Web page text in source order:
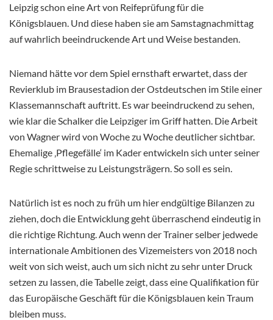
Leipzig schon eine Art von Reifeprüfung für die
Königsblauen. Und diese haben sie am Samstagnachmittag
auf wahrlich beeindruckende Art und Weise bestanden.
Niemand hätte vor dem Spiel ernsthaft erwartet, dass der
Revierklub im Brausestadion der Ostdeutschen im Stile einer
Klassemannschaft auftritt. Es war beeindruckend zu sehen,
wie klar die Schalker die Leipziger im Griff hatten. Die Arbeit
von Wagner wird von Woche zu Woche deutlicher sichtbar.
Ehemalige ‚Pflegefälle‘ im Kader entwickeln sich unter seiner
Regie schrittweise zu Leistungsträgern. So soll es sein.
Natürlich ist es noch zu früh um hier endgültige Bilanzen zu
ziehen, doch die Entwicklung geht überraschend eindeutig in
die richtige Richtung. Auch wenn der Trainer selber jedwede
internationale Ambitionen des Vizemeisters von 2018 noch
weit von sich weist, auch um sich nicht zu sehr unter Druck
setzen zu lassen, die Tabelle zeigt, dass eine Qualifikation für
das Europäische Geschäft für die Königsblauen kein Traum
bleiben muss.